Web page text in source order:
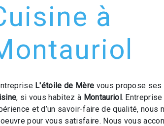
à
L'étoile de Mère vous propose
, si vous habitez à Montauriol. Entreprise
et d’un savoir-faire de qualité, nous
pour vous satisfaire. Nous vous